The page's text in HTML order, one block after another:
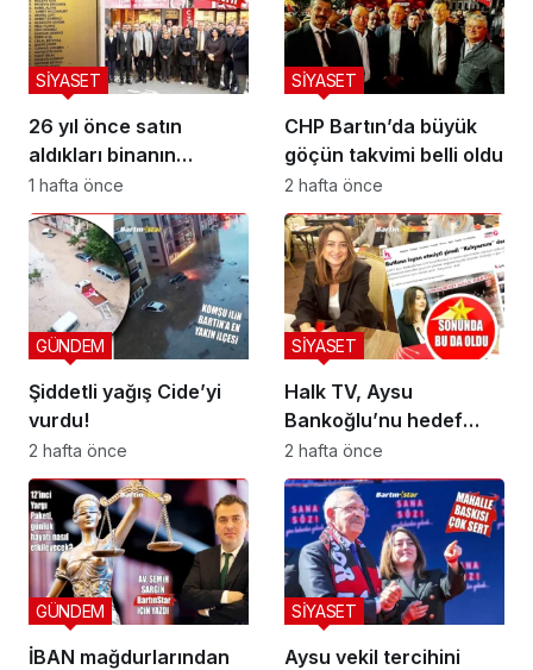
26 yıl önce satın
aldıkları binanın
önünde buruk veda
SİYASET
1 hafta önce
CHP Bartın’da büyük
göçün takvimi belli oldu
SİYASET
2 hafta önce
Şiddetli yağış Cide’yi
vurdu!
GÜNDEM
2 hafta önce
Halk TV, Aysu
Bankoğlu’nu hedef
aldı!
SİYASET
2 hafta önce
İBAN mağdurlarından
GÜNDEM
Aysu vekil tercihini
SİYASET